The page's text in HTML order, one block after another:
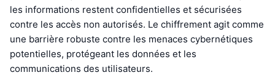
les informations restent confidentielles et sécurisées
contre les accès non autorisés. Le chiffrement agit comme
une barrière robuste contre les menaces cybernétiques
potentielles, protégeant les données et les
communications des utilisateurs.